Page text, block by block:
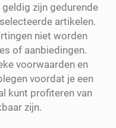
zijn gedurende
artikelen.
niet worden
of aanbiedingen.
voorwaarden en
voordat je een
kunt profiteren van
zijn.